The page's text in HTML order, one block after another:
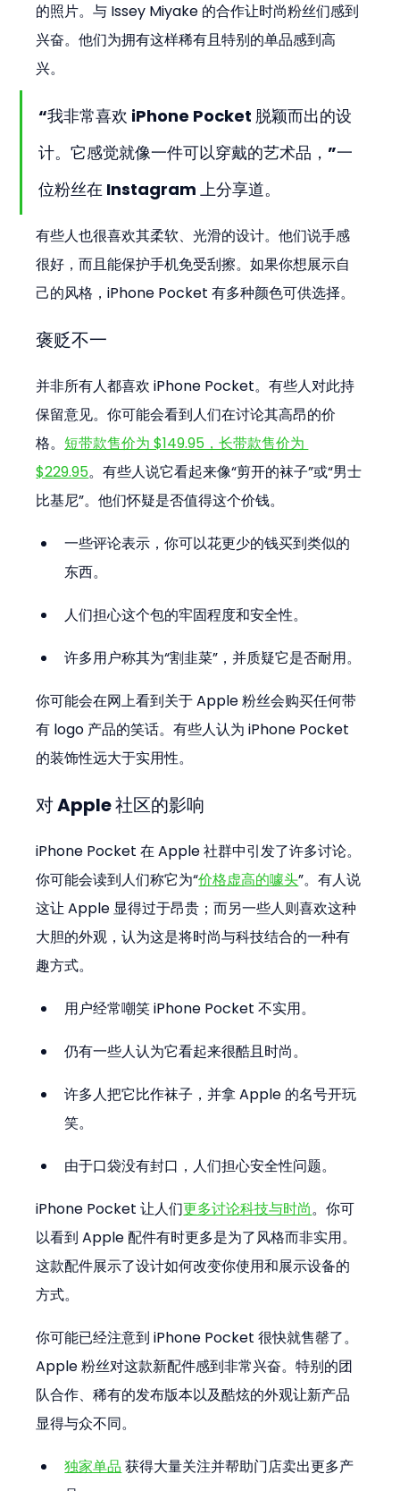
的照片。与 Issey Miyake 的合作让时尚粉丝们感到
兴奋。他们为拥有这样稀有且特别的单品感到高
兴。
“我非常喜欢 iPhone Pocket 脱颖而出的设
计。它感觉就像一件可以穿戴的艺术品，”一
位粉丝在 Instagram 上分享道。
有些人也很喜欢其柔软、光滑的设计。他们说手感
很好，而且能保护手机免受刮擦。如果你想展示自
己的风格，iPhone Pocket 有多种颜色可供选择。
褒贬不一
并非所有人都喜欢 iPhone Pocket。有些人对此持
保留意见。你可能会看到人们在讨论其高昂的价
格。短带款售价为 $149.95，长带款售价为
$229.95。有些人说它看起来像“剪开的袜子”或“男士
比基尼”。他们怀疑是否值得这个价钱。
一些评论表示，你可以花更少的钱买到类似的
东西。
人们担心这个包的牢固程度和安全性。
许多用户称其为“割韭菜”，并质疑它是否耐用。
你可能会在网上看到关于 Apple 粉丝会购买任何带
有 logo 产品的笑话。有些人认为 iPhone Pocket
的装饰性远大于实用性。
对 Apple 社区的影响
iPhone Pocket 在 Apple 社群中引发了许多讨论。
你可能会读到人们称它为“价格虚高的噱头”。有人说
这让 Apple 显得过于昂贵；而另一些人则喜欢这种
大胆的外观，认为这是将时尚与科技结合的一种有
趣方式。
用户经常嘲笑 iPhone Pocket 不实用。
仍有一些人认为它看起来很酷且时尚。
许多人把它比作袜子，并拿 Apple 的名号开玩
笑。
由于口袋没有封口，人们担心安全性问题。
iPhone Pocket 让人们更多讨论科技与时尚。你可
以看到 Apple 配件有时更多是为了风格而非实用。
这款配件展示了设计如何改变你使用和展示设备的
方式。
你可能已经注意到 iPhone Pocket 很快就售罄了。
Apple 粉丝对这款新配件感到非常兴奋。特别的团
队合作、稀有的发布版本以及酷炫的外观让新产品
显得与众不同。
独家单品 获得大量关注并帮助门店卖出更多产